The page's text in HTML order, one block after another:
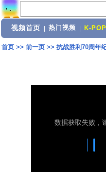
视频首页 热门视频 K-POP
首页>> 前一页>> 抗战胜利70周年